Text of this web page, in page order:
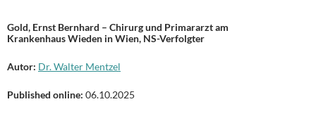
Gold, Ernst Bernhard – Chirurg und Primararzt am
Krankenhaus Wieden in Wien, NS-Verfolgter
Autor: Dr. Walter Mentzel
Published online: 06.10.2025